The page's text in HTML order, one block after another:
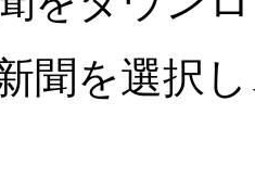
聞を選択